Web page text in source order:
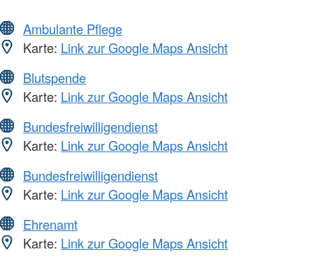
Ambulante Pflege
Karte: Link zur Google Maps Ansicht
Blutspende
Karte: Link zur Google Maps Ansicht
Bundesfreiwilligendienst
Karte: Link zur Google Maps Ansicht
Bundesfreiwilligendienst
Karte: Link zur Google Maps Ansicht
Ehrenamt
Karte: Link zur Google Maps Ansicht